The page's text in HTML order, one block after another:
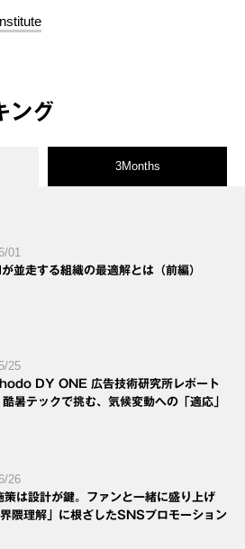
ング
3Months
01
並走する組織の最適解とは（前編）
25
DY ONE 広告技術研究所レポート
暑テックで挑む、気候変動への「適応」
26
は設計が鍵。ファンと一緒に盛り上げ
隈理解」に根ざしたSNSプロモーション